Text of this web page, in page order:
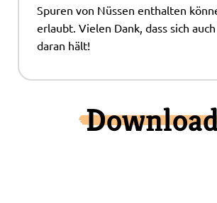
Spuren von Nüssen enthalten
erlaubt. Vielen Dank, dass sich
daran hält!